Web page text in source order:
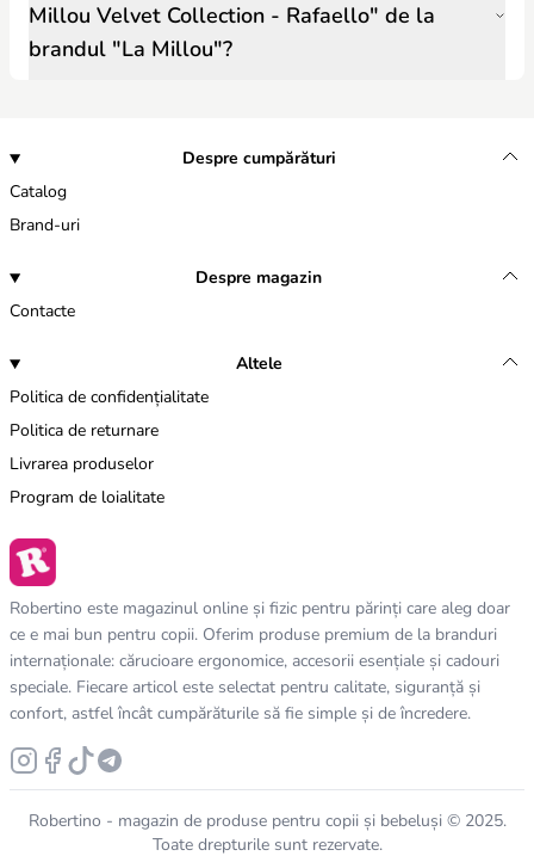
Millou Velvet Collection - Rafaello" de la
brandul "La Millou"?
Despre cumpărături
Catalog
Brand-uri
Despre magazin
Contacte
Altele
Politica de confidențialitate
Politica de returnare
Livrarea produselor
Program de loialitate
Robertino este magazinul online și fizic pentru părinți care aleg doar
ce e mai bun pentru copii. Oferim produse premium de la branduri
internaționale: cărucioare ergonomice, accesorii esențiale și cadouri
speciale. Fiecare articol este selectat pentru calitate, siguranță și
confort, astfel încât cumpărăturile să fie simple și de încredere.
Robertino - magazin de produse pentru copii și bebeluși © 2025.
Toate drepturile sunt rezervate.